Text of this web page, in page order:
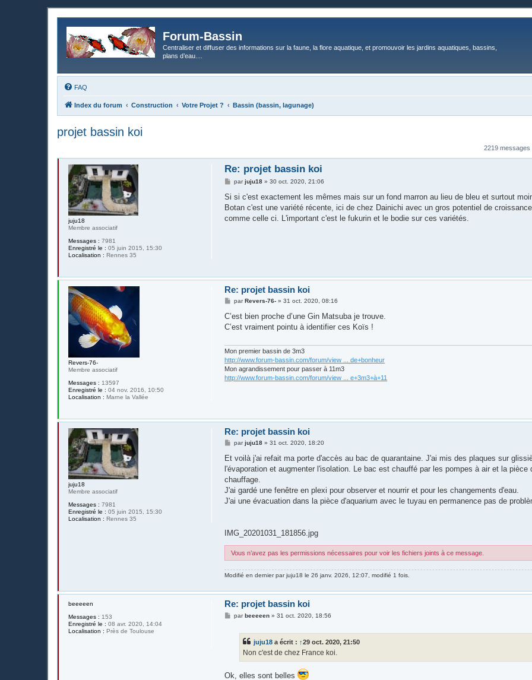
Forum-Bassin
Centraliser et diffuser des informations sur la faune, la flore aquatique, et promouvoir les jardins aquatiques, bassins,
plans d’eau....
FAQ
Index du forum Construction Votre Projet ? Bassin (bassin, lagunage)
projet bassin koi
2219 messages
juju18
Membre associatif
Messages : 7981
Enregistré le : 05 juin 2015, 15:30
Localisation : Rennes 35
Re: projet bassin koi
M
s
a
g
parjuju18 »30 oct. 2020, 21:06
Si si c'est exactement les mêmes mais sur un fond marron au lieu de bleu et surtout
Botan c'est une variété récente, ici de chez Dainichi avec un gros potentiel de
comme celle ci. L'important c'est le fukurin et le bodie sur ces variétés.
Revers-76-
Membre associatif
Messages : 13597
Enregistré le : 04 nov. 2016, 10:50
Localisation : Marne la Vallée
Re: projet bassin koi
M
s
a
parRevers-76- »31 oct. 2020, 08:16
C’est bien proche d’une Gin Matsuba je trouve.
C’est vraiment pointu à identifier ces Koïs !
Mon premier bassin de 3m3
http://www.forum-bassin.com/forum/view ... de+bonheur
Mon agrandissement pour passer à 11m3
http://www.forum-bassin.com/forum/view ... e+3m3+à+11
juju18
Membre associatif
Messages : 7981
Enregistré le : 05 juin 2015, 15:30
Localisation : Rennes 35
Re: projet bassin koi
M
s
a
g
parjuju18 »31 oct. 2020, 18:20
Et voilà j'ai refait ma porte d'accès au bac de quarantaine. J'ai mis des plaques sur
l'évaporation et augmenter l'isolation. Le bac est chauffé par les pompes à air et la
chauffage.
J'ai gardé une fenêtre en plexi pour observer et nourrir et pour les changements d'eau.
J'ai une évacuation dans la pièce d'aquarium avec le tuyau en permanence pas de
IMG_20201031_181856.jpg
Vous n’avez pas les permissions nécessaires pour voir les fichiers joints à ce message.
Modifié en dernier parjuju18 le 26 janv. 2026, 12:07, modifié 1 fois.
beeeeen
Messages : 153
Enregistré le : 08 avr. 2020, 14:04
Localisation : Près de Toulouse
Re: projet bassin koi
Mparbeeeeen »31 oct. 2020, 18:56
juju18 a écrit : ↑29 oct. 2020, 21:50
Non c'est de chez France koi.
Ok, elles sont belles